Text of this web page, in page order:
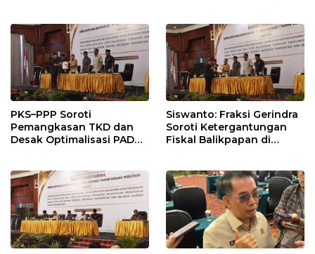
Penyangga IKN
PKS–PPP Soroti
Pemangkasan TKD dan
Desak Optimalisasi PAD
Siswanto: Fraksi Gerindra
Soroti Ketergantungan
Fiskal Balikpapan di